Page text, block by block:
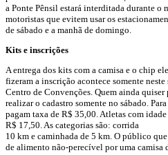
a Ponte Pênsil estará interditada durante o
motoristas que evitem usar os
de sábado e a manhã de domingo.
Kits e inscrições
A entrega dos kits com a camisa e o chip
fizeram a inscrição acontece somente
Centro de Convenções. Quem ainda
realizar o cadastro somente no sábado.
pagam taxa de R$ 35,00. Atletas com
R$ 17,50. As categorias são: corrida
10 km e caminhada de 5 km. O público
de alimento não-perecível por uma camisa